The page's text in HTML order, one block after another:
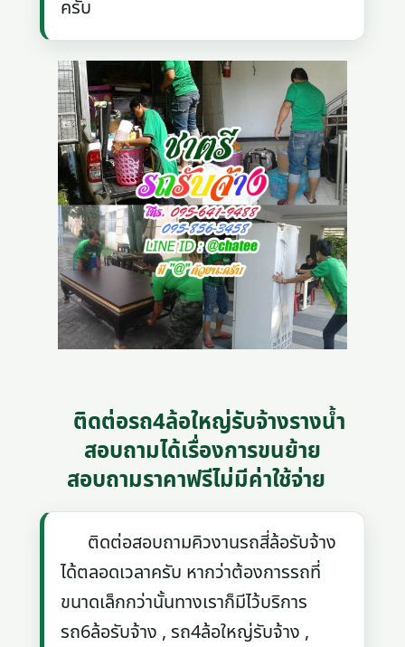
ครับ
ติดต่อรถ4ล้อใหญ่รับจ้างรางน้ำ
สอบถามได้เรื่องการขนย้าย
สอบถามราคาฟรีไม่มีค่าใช้จ่าย
ติดต่อสอบถามคิวงานรถสี่ล้อรับจ้าง
ได้ตลอดเวลาครับ หากว่าต้องการรถที่
ขนาดเล็กกว่านั้นทางเราก็มีไว้บริการ
รถ6ล้อรับจ้าง , รถ4ล้อใหญ่รับจ้าง ,